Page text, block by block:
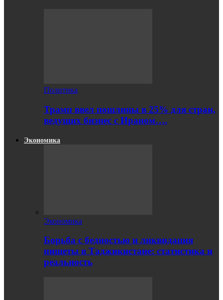
Политика
Трамп ввел пошлины в 25% для стран,
ведущих бизнес с Ираном….
Экономика
Экономика
Борьба с бедностью и ликвидация
нищеты в Таджикистане: статистика и
реальность